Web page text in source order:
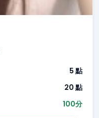
5 點
20 點
100分